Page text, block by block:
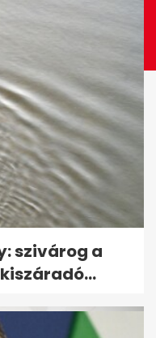
a 2025-ös
Mihály...
szivárog a